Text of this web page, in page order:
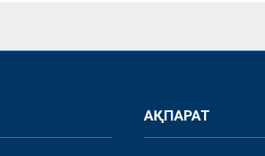
АҚПАРАТ